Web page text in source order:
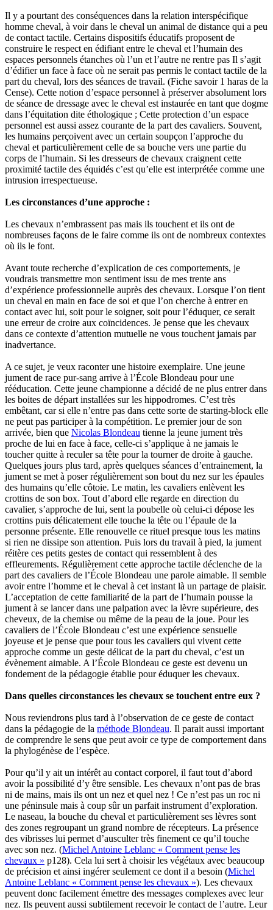
Il y a pourtant des conséquences dans la relation interspécifique
homme cheval, à voir dans le cheval un animal de distance qui a peu
de contact tactile. Certains dispositifs éducatifs proposent de
construire le respect en édifiant entre le cheval et l’humain des
espaces personnels étanches où l’un et l’autre ne rentre pas Il s’agit
d’édifier un face à face où ne serait pas permis le contact tactile de la
part du cheval, lors des séances de travail. (Fiche savoir 1 haras de la
Cense). Cette notion d’espace personnel à préserver absolument lors
de séance de dressage avec le cheval est instaurée en tant que dogme
dans l’équitation dite éthologique ; Cette protection d’un espace
personnel est aussi assez courante de la part des cavaliers. Souvent,
les humains perçoivent avec un certain soupçon l’approche du
cheval et particulièrement celle de sa bouche vers une partie du
corps de l’humain. Si les dresseurs de chevaux craignent cette
proximité tactile des équidés c’est qu’elle est interprétée comme une
intrusion irrespectueuse.
Les circonstances d’une approche :
Les chevaux n’embrassent pas mais ils touchent et ils ont de
nombreuses façons de le faire comme ils ont de nombreux contextes
où ils le font.
Avant toute recherche d’explication de ces comportements, je
voudrais transmettre mon sentiment issu de mes trente ans
d’expérience professionnelle auprès des chevaux. Lorsque l’on tient
un cheval en main en face de soi et que l’on cherche à entrer en
contact avec lui, soit pour le soigner, soit pour l’éduquer, ce serait
une erreur de croire aux coïncidences. Je pense que les chevaux
dans ce contexte d’attention mutuelle ne vous touchent jamais par
inadvertance.
A ce sujet, je veux raconter une histoire exemplaire. Une jeune
jument de race pur-sang arrive à l’École Blondeau pour une
rééducation. Cette jeune championne a décidé de ne plus entrer dans
les boites de départ installées sur les hippodromes. C’est très
embêtant, car si elle n’entre pas dans cette sorte de starting-block elle
ne peut pas participer à la compétition. Le premier jour de son
arrivée, bien que Nicolas Blondeau tienne la jeune jument très
proche de lui en face à face, celle-ci s’applique à ne jamais le
toucher quitte à reculer sa tête pour la tourner de droite à gauche.
Quelques jours plus tard, après quelques séances d’entrainement, la
jument se met à poser régulièrement son bout du nez sur les épaules
des humains qu’elle côtoie. Le matin, les cavaliers enlèvent les
crottins de son box. Tout d’abord elle regarde en direction du
cavalier, s’approche de lui, sent la poubelle où celui-ci dépose les
crottins puis délicatement elle touche la tête ou l’épaule de la
personne présente. Elle renouvelle ce rituel presque tous les matins
si rien ne dissipe son attention. Puis lors du travail à pied, la jument
réitère ces petits gestes de contact qui ressemblent à des
effleurements. Régulièrement cette approche tactile déclenche de la
part des cavaliers de l’École Blondeau une parole aimable. Il semble
avoir entre l’homme et le cheval à cet instant là un partage de plaisir.
L’acceptation de cette familiarité de la part de l’humain pousse la
jument à se lancer dans une palpation avec la lèvre supérieure, des
cheveux, de la chemise ou même de la peau de la joue. Pour les
cavaliers de l’École Blondeau c’est une expérience sensuelle
joyeuse et je pense que pour tous les cavaliers qui vivent cette
approche comme un geste délicat de la part du cheval, c’est un
évènement aimable. A l’École Blondeau ce geste est devenu un
fondement de la pédagogie établie pour éduquer les chevaux.
Dans quelles circonstances les chevaux se touchent entre eux ?
Nous reviendrons plus tard à l’observation de ce geste de contact
dans la pédagogie de la méthode Blondeau. Il parait aussi important
de comprendre le sens que peut avoir ce type de comportement dans
la phylogénèse de l’espèce.
Pour qu’il y ait un intérêt au contact corporel, il faut tout d’abord
avoir la possibilité d’y être sensible. Les chevaux n’ont pas de bras
ni de mains, mais ils ont un nez et quel nez ! Ce n’est pas un roc ni
une péninsule mais à coup sûr un parfait instrument d’exploration.
Le naseau, la bouche du cheval et particulièrement ses lèvres sont
des zones regroupant un grand nombre de récepteurs. La présence
des vibrisses lui permet d’ausculter très finement ce qu’il touche
avec son nez. (Michel Antoine Leblanc « Comment pense les
chevaux » p128). Cela lui sert à choisir les végétaux avec beaucoup
de précision et ainsi ingérer seulement ce dont il a besoin (Michel
Antoine Leblanc « Comment pense les chevaux »). Les chevaux
peuvent donc facilement émettre des messages complexes avec leur
nez. Ils peuvent aussi subtilement recevoir le contact de l’autre. Leur